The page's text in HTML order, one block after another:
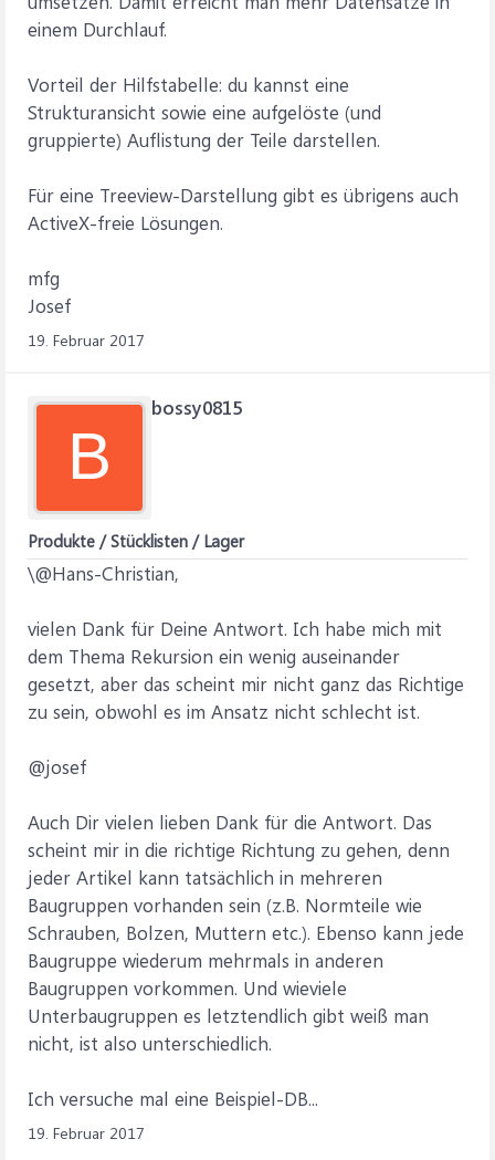
einem Durchlauf.
Vorteil der Hilfstabelle: du kannst eine
Strukturansicht sowie eine aufgelöste (und
gruppierte) Auflistung der Teile darstellen.
Für eine Treeview-Darstellung gibt es übrigens auch
ActiveX-freie Lösungen.
mfg
Josef
19. Februar 2017
B
bossy0815
Produkte / Stücklisten / Lager
\@Hans-Christian,
vielen Dank für Deine Antwort. Ich habe mich mit
dem Thema Rekursion ein wenig auseinander
gesetzt, aber das scheint mir nicht ganz das Richtige
zu sein, obwohl es im Ansatz nicht schlecht ist.
@josef
Auch Dir vielen lieben Dank für die Antwort. Das
scheint mir in die richtige Richtung zu gehen, denn
jeder Artikel kann tatsächlich in mehreren
Baugruppen vorhanden sein (z.B. Normteile wie
Schrauben, Bolzen, Muttern etc.). Ebenso kann jede
Baugruppe wiederum mehrmals in anderen
Baugruppen vorkommen. Und wieviele
Unterbaugruppen es letztendlich gibt weiß man
nicht, ist also unterschiedlich.
Ich versuche mal eine Beispiel-DB...
19. Februar 2017